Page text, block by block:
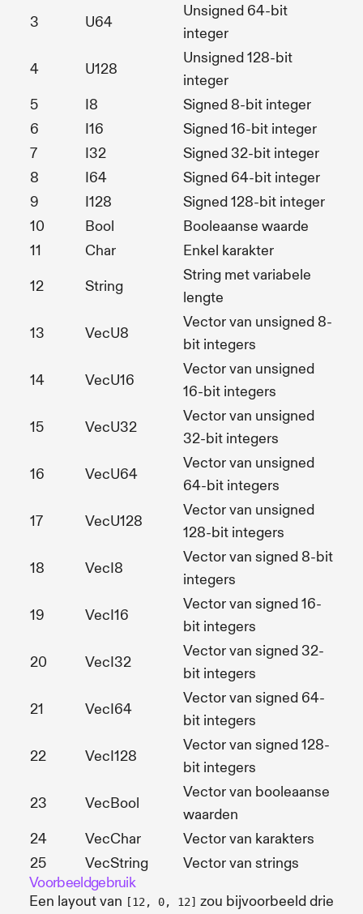
3 U64
Unsigned 64-bit
integer
4
U128
Unsigned 128-bit
integer
5
I8
Signed 8-bit integer
6
I16
Signed 16-bit integer
7
I32
Signed 32-bit integer
8
I64
Signed 64-bit integer
9
I128
Signed 128-bit integer
10
Bool
Booleaanse waarde
11
Char
Enkel karakter
12
String
String met variabele
lengte
13
VecU8
Vector van unsigned 8-
bit integers
14
VecU16
Vector van unsigned
16-bit integers
15
VecU32
Vector van unsigned
32-bit integers
16
VecU64
Vector van unsigned
64-bit integers
17
VecU128
Vector van unsigned
128-bit integers
18
VecI8
Vector van signed 8-bit
integers
19
VecI16
Vector van signed 16-
bit integers
20
VecI32
Vector van signed 32-
bit integers
21
VecI64
Vector van signed 64-
bit integers
22
VecI128
Vector van signed 128-
bit integers
23
VecBool
Vector van booleaanse
waarden
24
VecChar
Vector van karakters
25
VecString
Vector van strings
Voorbeeldgebruik
Een layout van [12, 0, 12] zou bijvoorbeeld drie